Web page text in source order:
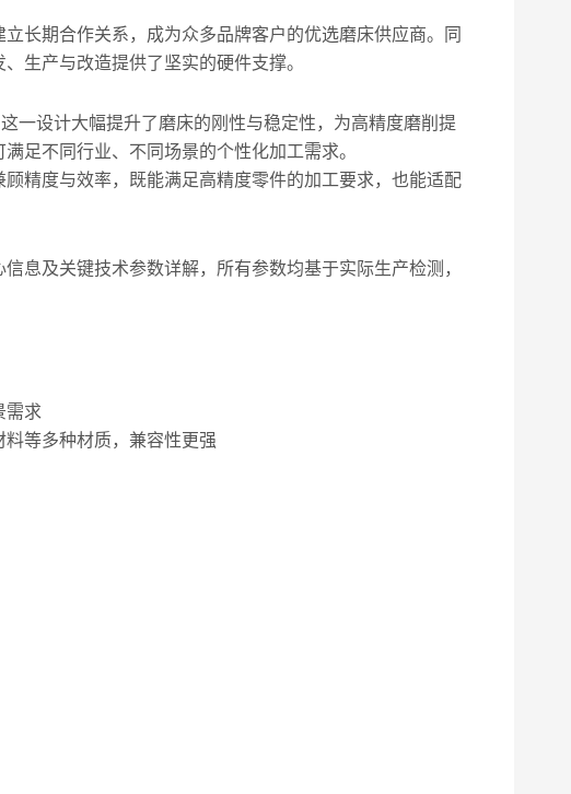
长期合作关系，成为众多品牌客户的优选磨床供应商。同
生产与改造提供了坚实的硬件支撑。
一设计大幅提升了磨床的刚性与稳定性，为高精度磨削提
足不同行业、不同场景的个性化加工需求。
精度与效率，既能满足高精度零件的加工要求，也能适配
息及关键技术参数详解，所有参数均基于实际生产检测，
需求
等多种材质，兼容性更强